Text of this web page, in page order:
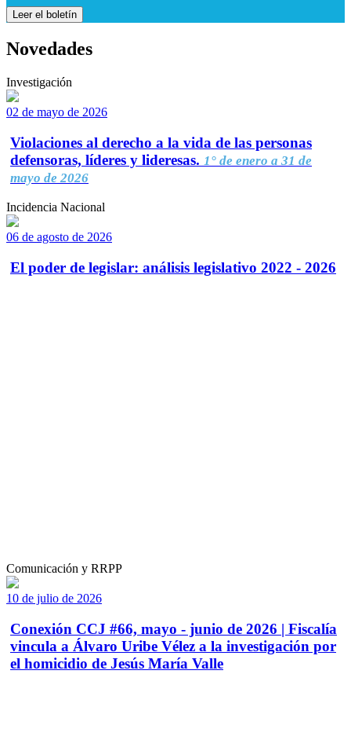
Leer el boletín
Novedades
Investigación
02 de mayo de 2026
Violaciones al derecho a la vida de las personas
defensoras, líderes y lideresas. 1° de enero a 31 de
mayo de 2026
Incidencia Nacional
06 de agosto de 2026
El poder de legislar: análisis legislativo 2022 - 2026
Comunicación y RRPP
10 de julio de 2026
Conexión CCJ #66, mayo - junio de 2026 | Fiscalía
vincula a Álvaro Uribe Vélez a la investigación por
el homicidio de Jesús María Valle